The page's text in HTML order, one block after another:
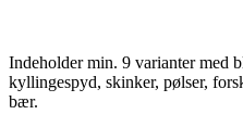
Indeholder min. 9 varianter med
kyllingespyd, skinker, pølser,
bær.